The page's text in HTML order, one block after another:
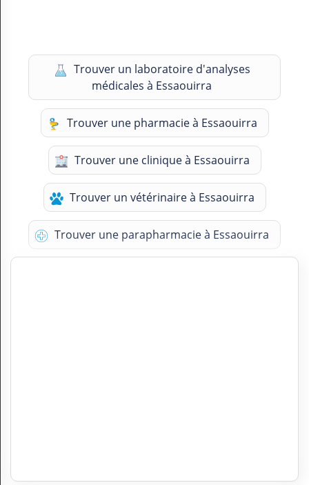
Trouver un laboratoire d'analyses
médicales à Essaouirra
Trouver une pharmacie à Essaouirra
Trouver une clinique à Essaouirra
Trouver un vétérinaire à Essaouirra
Trouver une parapharmacie à Essaouirra